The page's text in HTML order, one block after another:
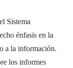
Sistema
énfasis en la
a la información.
los informes